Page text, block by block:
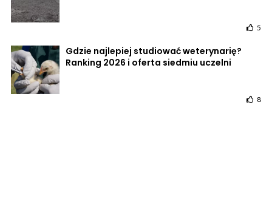
5
Gdzie najlepiej studiować weterynarię?
Ranking 2026 i oferta siedmiu uczelni
8